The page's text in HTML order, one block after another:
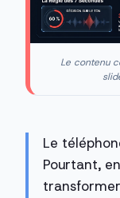
Le contenu
Le
Pourtant,